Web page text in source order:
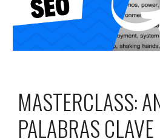
MASTERCLASS:
PALABRAS CLAVE